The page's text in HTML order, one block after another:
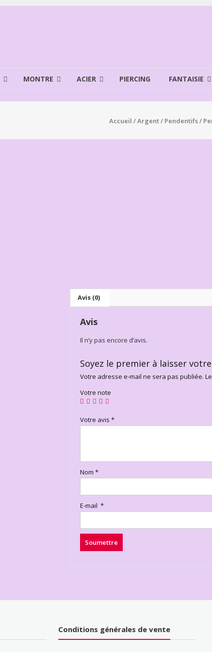
MONTRE ACIER PIERCING FANTAISIE
Accueil /Argent/ Pendentifs/
Avis (0)
Avis
Il n’y pas encore d’avis.
Soyez le premier à laisser
Votre adresse e-mail ne sera pas publiée.
Votre note
Votre avis *
Nom *
E-mail *
Conditions générales de vente